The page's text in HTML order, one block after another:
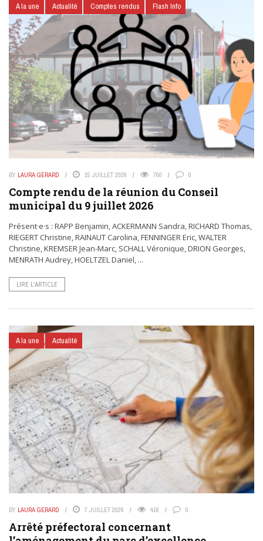
A la une Actualité Comptes rendus Flash Info
BY LAURA GERARD 15 JUILLET 2026 760 0
Compte rendu de la réunion du Conseil
municipal du 9 juillet 2026
Présent·e·s : RAPP Benjamin, ACKERMANN Sandra, RICHARD Thomas,
RIEGERT Christine, RAINAUT Carolina, FENNINGER Eric, WALTER
Christine, KREMSER Jean-Marc, SCHALL Véronique, DRION Georges,
MENRATH Audrey, HOELTZEL Daniel, ...
LIRE L’ARTICLE
A la une Actualité
BY LAURA GERARD 7 JUILLET 2026 416 0
Arrêté préfectoral concernant